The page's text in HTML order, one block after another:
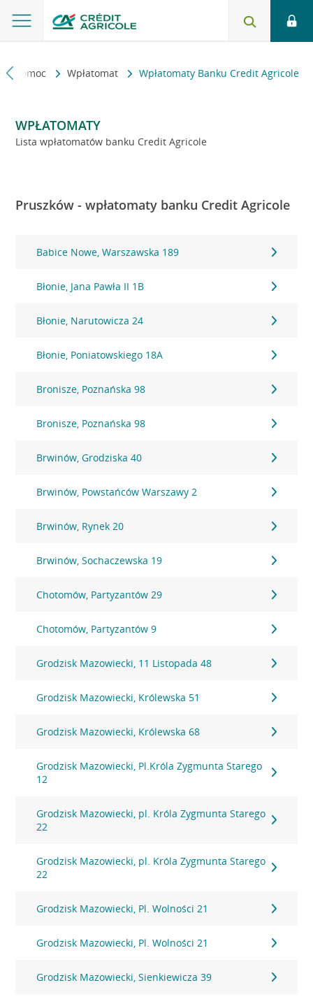
i pomoc Wpłatomat Wpłatomaty Banku Credit Agricole
WPŁATOMATY
Lista wpłatomatów banku Credit Agricole
Pruszków - wpłatomaty banku Credit Agricole
Babice Nowe, Warszawska 189
Błonie, Jana Pawła II 1B
Błonie, Narutowicza 24
Błonie, Poniatowskiego 18A
Bronisze, Poznańska 98
Bronisze, Poznańska 98
Brwinów, Grodziska 40
Brwinów, Powstańców Warszawy 2
Brwinów, Rynek 20
Brwinów, Sochaczewska 19
Chotomów, Partyzantów 29
Chotomów, Partyzantów 9
Grodzisk Mazowiecki, 11 Listopada 48
Grodzisk Mazowiecki, Królewska 51
Grodzisk Mazowiecki, Królewska 68
Grodzisk Mazowiecki, Pl.Króla Zygmunta Starego
12
Grodzisk Mazowiecki, pl. Króla Zygmunta Starego
22
Grodzisk Mazowiecki, pl. Króla Zygmunta Starego
22
Grodzisk Mazowiecki, Pl. Wolności 21
Grodzisk Mazowiecki, Pl. Wolności 21
Grodzisk Mazowiecki, Sienkiewicza 39